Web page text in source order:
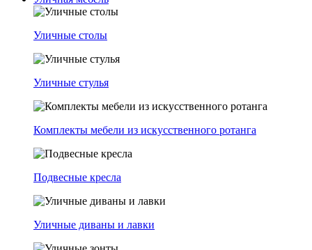
Уличные столы
Уличные стулья
Комплекты мебели из искусственного ротанга
Подвесные кресла
Уличные диваны и лавки